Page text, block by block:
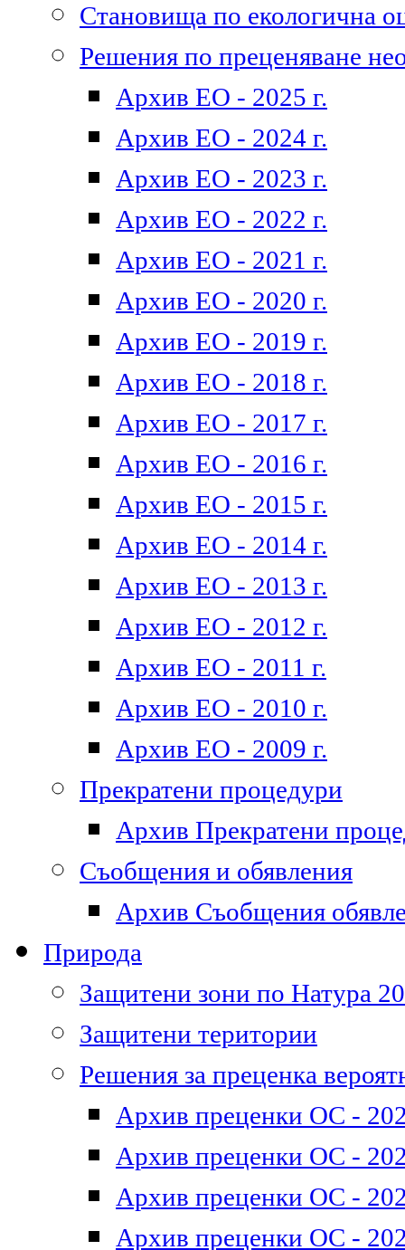
Становища по екологична
Решения по преценяване
Архив ЕО - 2025 г.
Архив ЕО - 2024 г.
Архив ЕО - 2023 г.
Архив ЕО - 2022 г.
Архив ЕО - 2021 г.
Архив ЕО - 2020 г.
Архив ЕО - 2019 г.
Архив ЕО - 2018 г.
Архив ЕО - 2017 г.
Архив ЕО - 2016 г.
Архив ЕО - 2015 г.
Архив ЕО - 2014 г.
Архив ЕО - 2013 г.
Архив ЕО - 2012 г.
Архив ЕО - 2011 г.
Архив ЕО - 2010 г.
Архив ЕО - 2009 г.
Прекратени процедури
Архив Прекратени
Съобщения и обявления
Архив Съобщения
Природа
Защитени зони по Натура
Защитени територии
Решения за преценка
Архив преценки ОС -
Архив преценки ОС -
Архив преценки ОС -
Архив преценки ОС -